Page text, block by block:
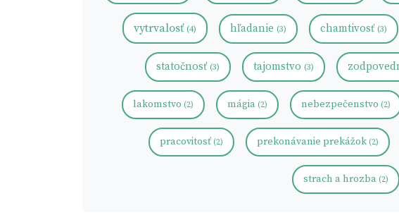
vytrvalosť(4) hľadanie (3) chamtivosť (3)
statočnosť (3) tajomstvo (3)
lakomstvo (2) mágia (2) nebezpečenstvo (2)
pracovitosť (2) prekonávanie prekážok (2)
strach a hrozba (2)